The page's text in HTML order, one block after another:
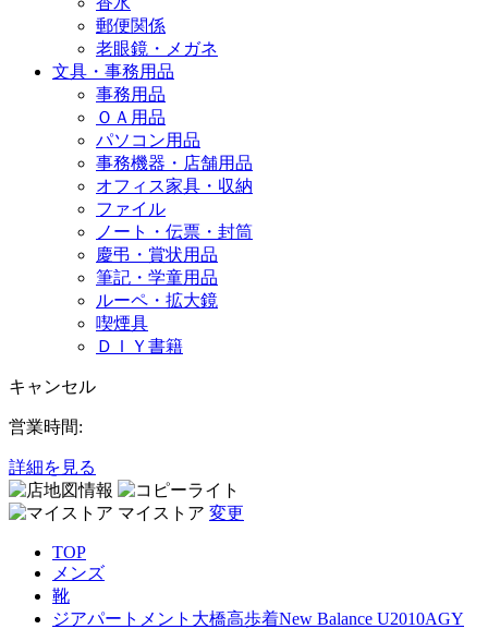
郵便関係
老眼鏡・メガネ
文具・事務用品
事務用品
ＯＡ用品
パソコン用品
事務機器・店舗用品
オフィス家具・収納
ファイル
ノート・伝票・封筒
慶弔・賞状用品
筆記・学童用品
ルーペ・拡大鏡
喫煙具
ＤＩＹ書籍
キャンセル
営業時間:
詳細を見る
マイストア 変更
TOP
メンズ
靴
ジアパートメント大橋高歩着New Balance U2010AGY